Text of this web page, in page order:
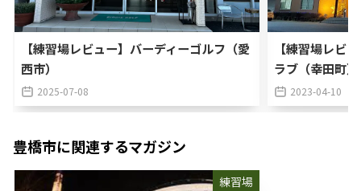
【練習場レビュー】バーディーゴルフ（愛
西市）
2025-07-08
【練習場レビ
ラブ（幸田町）
2023-04-10
豊橋市に関連するマガジン
練習場